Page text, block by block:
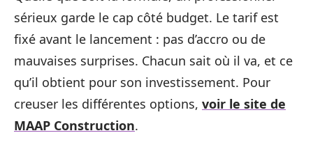
sérieux garde le cap côté budget. Le tarif est
fixé avant le lancement : pas d’accro ou de
mauvaises surprises. Chacun sait où il va, et ce
qu’il obtient pour son investissement. Pour
creuser les différentes options, voir le site de
MAAP Construction.